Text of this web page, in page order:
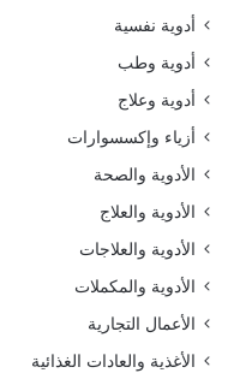
أدوية نفسية
أدوية وطب
أدوية وعلاج
أزياء وإكسسوارات
الأدوية والصحة
الأدوية والعلاج
الأدوية والعلاجات
الأدوية والمكملات
الأعمال التجارية
الأغذية والعادات الغذائية